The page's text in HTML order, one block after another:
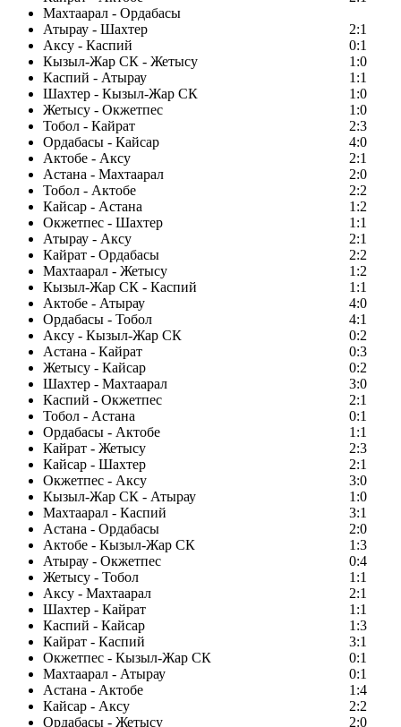
Махтаарал - Ордабасы
Атырау - Шахтер
2:1
Аксу - Каспий
0:1
Кызыл-Жар СК - Жетысу
1:0
Каспий - Атырау
1:1
Шахтер - Кызыл-Жар СК
1:0
Жетысу - Окжетпес
1:0
Тобол - Кайрат
2:3
Ордабасы - Кайсар
4:0
Актобе - Аксу
2:1
Астана - Махтаарал
2:0
Тобол - Актобе
2:2
Кайсар - Астана
1:2
Окжетпес - Шахтер
1:1
Атырау - Аксу
2:1
Кайрат - Ордабасы
2:2
Махтаарал - Жетысу
1:2
Кызыл-Жар СК - Каспий
1:1
Актобе - Атырау
4:0
Ордабасы - Тобол
4:1
Аксу - Кызыл-Жар СК
0:2
Астана - Кайрат
0:3
Жетысу - Кайсар
0:2
Шахтер - Махтаарал
3:0
Каспий - Окжетпес
2:1
Тобол - Астана
0:1
Ордабасы - Актобе
1:1
Кайрат - Жетысу
2:3
Кайсар - Шахтер
2:1
Окжетпес - Аксу
3:0
Кызыл-Жар СК - Атырау
1:0
Махтаарал - Каспий
3:1
Астана - Ордабасы
2:0
Актобе - Кызыл-Жар СК
1:3
Атырау - Окжетпес
0:4
Жетысу - Тобол
1:1
Аксу - Махтаарал
2:1
Шахтер - Кайрат
1:1
Каспий - Кайсар
1:3
Кайрат - Каспий
3:1
Окжетпес - Кызыл-Жар СК
0:1
Махтаарал - Атырау
0:1
Астана - Актобе
1:4
Кайсар - Аксу
2:2
Ордабасы - Жетысу
2:0